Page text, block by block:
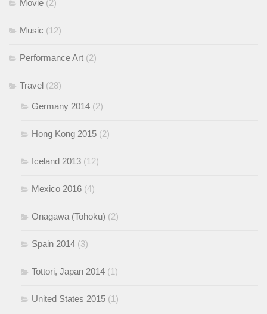
Movie (2)
Music (12)
Performance Art (2)
Travel (28)
Germany 2014 (2)
Hong Kong 2015 (2)
Iceland 2013 (12)
Mexico 2016 (4)
Onagawa (Tohoku) (2)
Spain 2014 (3)
Tottori, Japan 2014 (1)
United States 2015 (1)